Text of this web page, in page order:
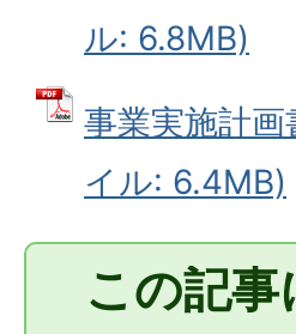
ル: 6.8MB)
事業実施計
イル: 6.4MB)
この記